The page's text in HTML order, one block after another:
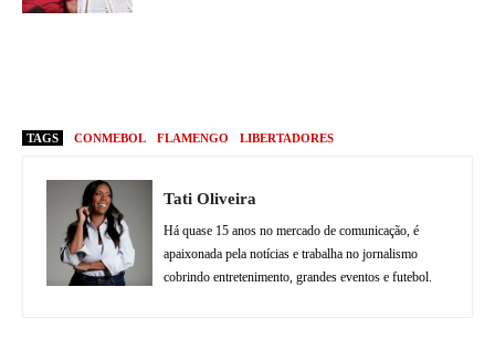
TAGS CONMEBOL FLAMENGO LIBERTADORES
Tati Oliveira
Há quase 15 anos no mercado de comunicação, é
apaixonada pela notícias e trabalha no jornalismo
cobrindo entretenimento, grandes eventos e futebol.